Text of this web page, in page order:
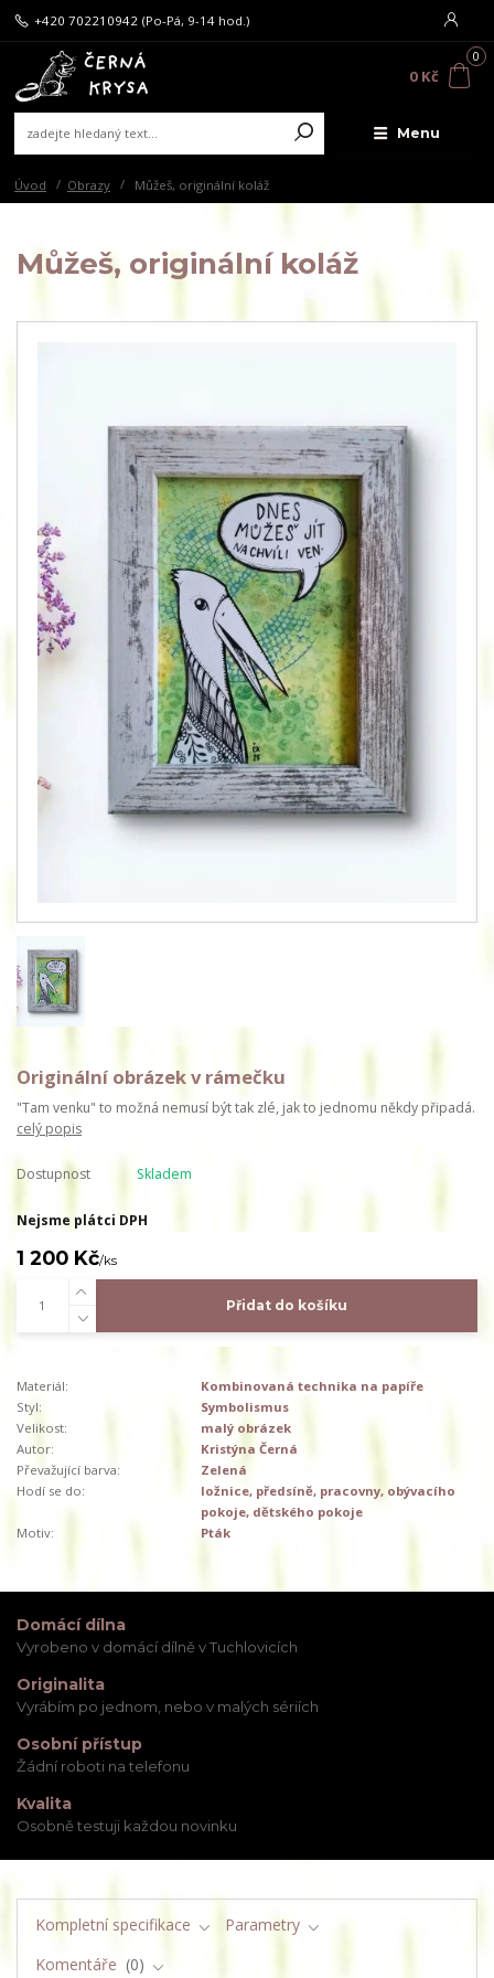
Menu
+420 702210942 (Po-Pá, 9-14 hod.)
0
0 Kč
Úvod Obrazy Můžeš, originální koláž
Můžeš, originální koláž
Originální obrázek v rámečku
"Tam venku" to možná nemusí být tak zlé, jak to jednomu někdy připadá.
celý popis
Dostupnost Skladem
Nejsme plátci DPH
1 200 Kč/ks
Přidat do košíku
Materiál:
Kombinovaná technika na papíře
Styl:
Symbolismus
Velikost:
malý obrázek
Autor:
Kristýna Černá
Převažující barva:
Zelená
Hodí se do:
ložnice, předsíně, pracovny, obývacího
pokoje, dětského pokoje
Motiv:
Pták
Domácí dílna
Vyrobeno v domácí dílně v Tuchlovicích
Originalita
Vyrábím po jednom, nebo v malých sériích
Osobní přístup
Žádní roboti na telefonu
Kvalita
Osobně testuji každou novinku
Kompletní specifikace
Parametry
Komentáře
0